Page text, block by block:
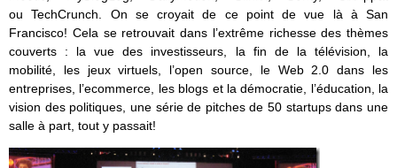
ou TechCrunch. On se croyait de ce point de vue là à San
Francisco! Cela se retrouvait dans l’extrême richesse des thèmes
couverts : la vue des investisseurs, la fin de la télévision, la
mobilité, les jeux virtuels, l’open source, le Web 2.0 dans les
entreprises, l’ecommerce, les blogs et la démocratie, l’éducation, la
vision des politiques, une série de pitches de 50 startups dans une
salle à part, tout y passait!